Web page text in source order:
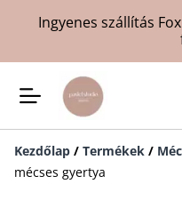
Ingyenes szállítás
Kezdőlap / Termékek /
mécses gyertya